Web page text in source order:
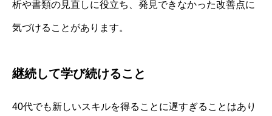
析や書類の見直しに役立ち、発見できなかった改善点に
気づけることがあります。
継続して学び続けること
40代でも新しいスキルを得ることに遅すぎることはあり